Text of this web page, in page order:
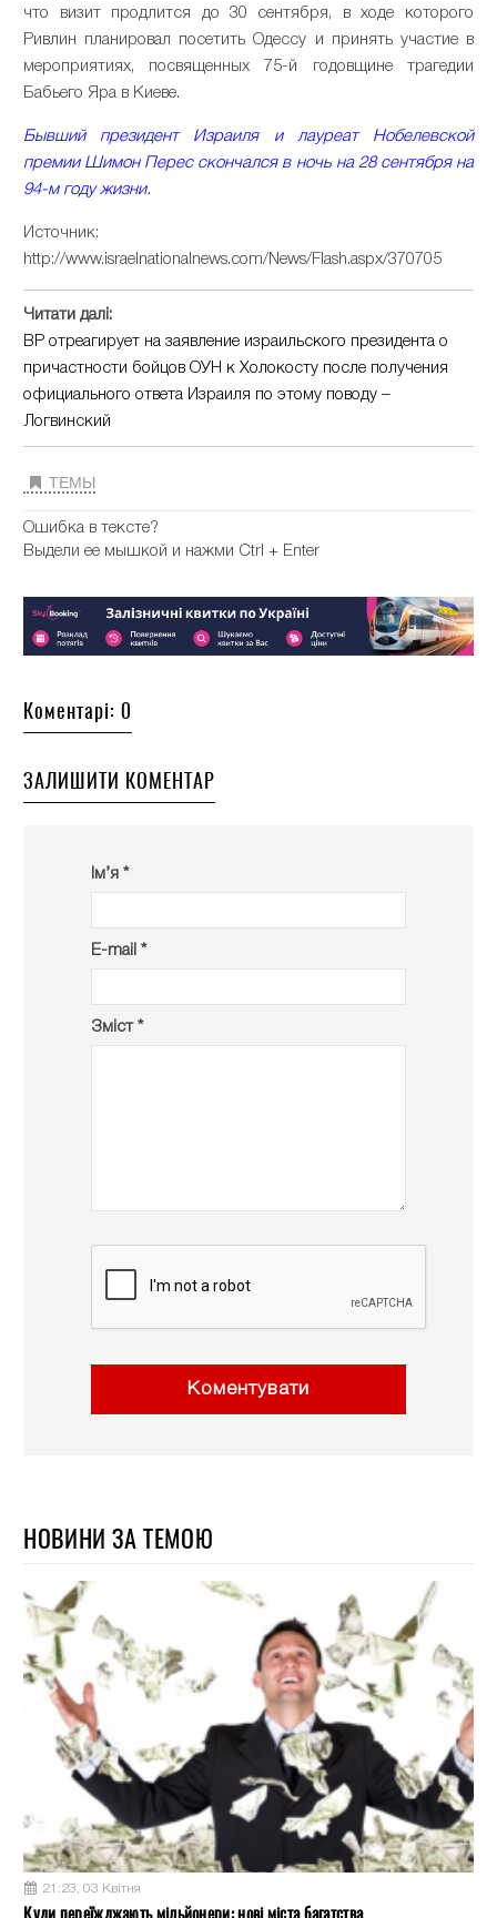
что визит продлится до 30 сентября, в ходе которого
Ривлин планировал посетить Одессу и принять участие в
мероприятиях, посвященных 75-й годовщине трагедии
Бабьего Яра в Киеве.
Бывший президент Израиля и лауреат Нобелевской
премии Шимон Перес скончался в ночь на 28 сентября на
94-м году жизни.
Источник:
http://www.israelnationalnews.com/News/Flash.aspx/370705
Читати далі:
ВР отреагирует на заявление израильского президента о
причастности бойцов ОУН к Холокосту после получения
официального ответа Израиля по этому поводу –
Логвинский
ТЕМЫ
Ошибка в тексте?
Выдели ее мышкой и нажми Ctrl + Enter
Коментарі: 0
ЗАЛИШИТИ КОМЕНТАР
Ім’я *
E-mail *
Зміст *
Коментувати
НОВИНИ ЗА ТЕМОЮ
21:23, 03 Квітня